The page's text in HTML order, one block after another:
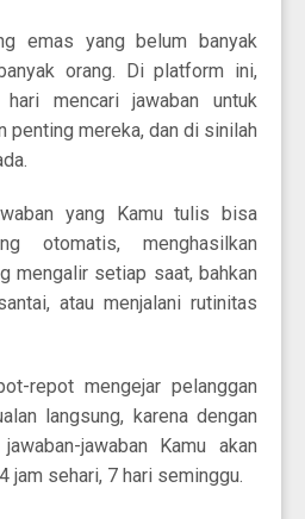
emas yang belum banyak
orang. Di platform ini,
mencari jawaban untuk
penting mereka, dan di sinilah
yang Kamu tulis bisa
otomatis, menghasilkan
mengalir setiap saat, bahkan
atau menjalani rutinitas
repot mengejar pelanggan
langsung, karena dengan
jawaban Kamu akan
jam sehari, 7 hari seminggu.